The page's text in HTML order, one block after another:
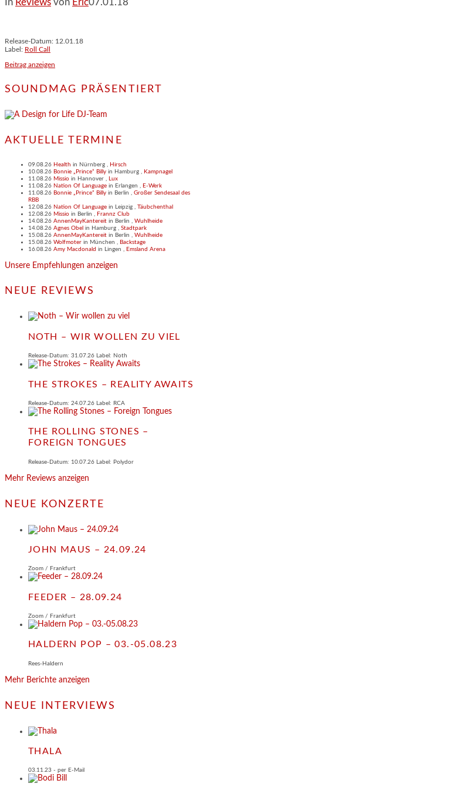
Release-Datum: 12.01.18
Label: Roll Call
Beitrag anzeigen
SOUNDMAG PRÄSENTIERT
AKTUELLE TERMINE
09.08.26 Health in Nürnberg
Hirsch
10.08.26 Bonnie „Prince“ Billy in Hamburg
Kampnagel
11.08.26 Missio in Hannover
Lux
11.08.26 Nation Of Language in Erlangen
E-Werk
11.08.26 Bonnie „Prince“ Billy in Berlin
Großer Sendesaal des
RBB
12.08.26 Nation Of Language in Leipzig
Täubchenthal
12.08.26 Missio in Berlin
Frannz Club
14.08.26 AnnenMayKantereit in Berlin
Wuhlheide
14.08.26 Agnes Obel in Hamburg
Stadtpark
15.08.26 AnnenMayKantereit in Berlin
Wuhlheide
15.08.26 Wolfmoter in München
Backstage
16.08.26 Amy Macdonald in Lingen Emsland Arena
Unsere Empfehlungen anzeigen
NEUE REVIEWS
NOTH – WIR WOLLEN ZU VIEL
Release-Datum: 31.07.26 Label: Noth
THE STROKES – REALITY AWAITS
Release-Datum: 24.07.26 Label: RCA
THE ROLLING STONES –
FOREIGN TONGUES
Release-Datum: 10.07.26 Label: Polydor
Mehr Reviews anzeigen
NEUE KONZERTE
JOHN MAUS – 24.09.24
Zoom / Frankfurt
FEEDER – 28.09.24
Zoom / Frankfurt
HALDERN POP – 03.-05.08.23
Rees-Haldern
Mehr Berichte anzeigen
NEUE INTERVIEWS
THALA
03.11.23 - per E-Mail